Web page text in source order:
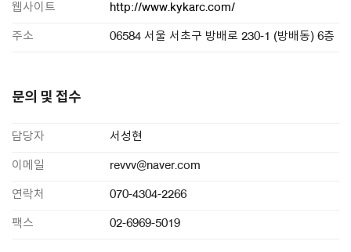
웹사이트 http://www.kykarc.com/
주소 06584 서울 서초구 방배로 230-1 (방배동) 6층
문의 및 접수
담당자 서성현
이메일 revvv@naver.com
연락처 070-4304-2266
팩스 02-6969-5019